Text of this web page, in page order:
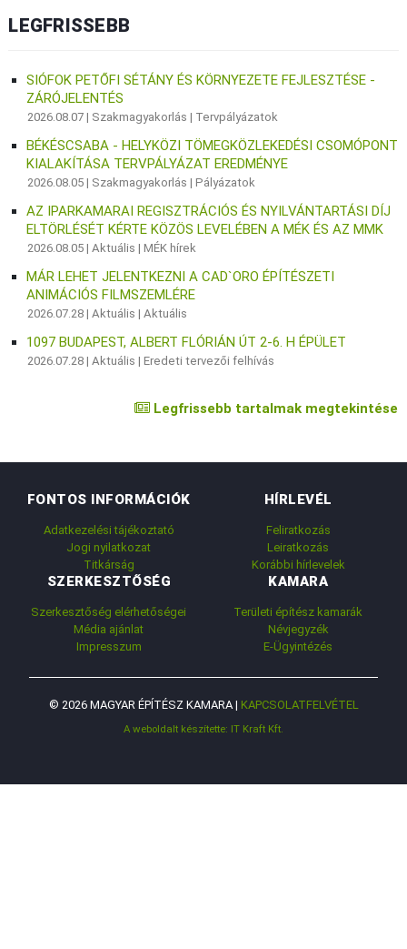
LEGFRISSEBB
SIÓFOK PETŐFI SÉTÁNY ÉS KÖRNYEZETE FEJLESZTÉSE -
ZÁRÓJELENTÉS
2026.08.07 | Szakmagyakorlás | Tervpályázatok
BÉKÉSCSABA - HELYKÖZI TÖMEGKÖZLEKEDÉSI CSOMÓPONT
KIALAKÍTÁSA TERVPÁLYÁZAT EREDMÉNYE
2026.08.05 | Szakmagyakorlás |Pályázatok
AZ IPARKAMARAI REGISZTRÁCIÓS ÉS NYILVÁNTARTÁSI DÍJ
ELTÖRLÉSÉT KÉRTE KÖZÖS LEVELÉBEN A MÉK ÉS AZ MMK
2026.08.05 |Aktuális |MÉK hírek
MÁR LEHET JELENTKEZNI A CAD`ORO ÉPÍTÉSZETI
ANIMÁCIÓS FILMSZEMLÉRE
2026.07.28 |Aktuális |Aktuális
1097 BUDAPEST, ALBERT FLÓRIÁN ÚT 2-6. H ÉPÜLET
2026.07.28 |Aktuális |Eredeti tervezői felhívás
Legfrissebb tartalmak megtekintése
FONTOS INFORMÁCIÓK
Adatkezelési tájékoztató
Jogi nyilatkozat
Titkárság
HÍRLEVÉL
Feliratkozás
Leiratkozás
Korábbi hírlevelek
SZERKESZTŐSÉG
Szerkesztőség elérhetőségei
Média ajánlat
Impresszum
KAMARA
Területi építész kamarák
Névjegyzék
E-Ügyintézés
© 2026 MAGYAR ÉPÍTÉSZ KAMARA | KAPCSOLATFELVÉTEL
A weboldalt készítette: IT Kraft Kft.